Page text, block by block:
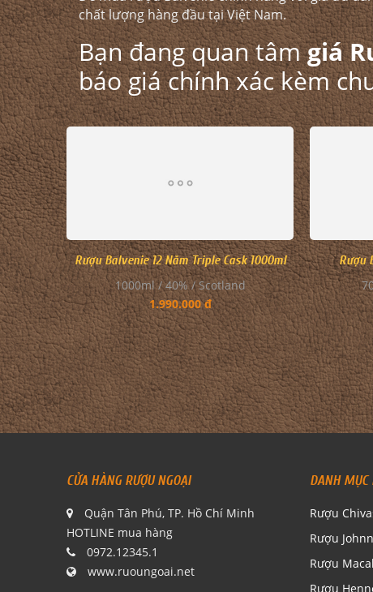
chất lượng hàng đầu tại Việt Nam.
Bạn đang quan tâmgiá
báo giá chính xác kèm
Rượu Balvenie 12 Năm Triple Cask 1000ml
1000ml / 40% / Scotland
1.990.000 đ
Rượu
CỬA HÀNG RƯỢU NGOẠI
Quận Tân Phú, TP. Hồ Chí Minh
HOTLINE mua hàng
0972.12345.1
www.ruoungoai.net
DANH MỤC
Rượu
Rượu
Rượu
Rượu